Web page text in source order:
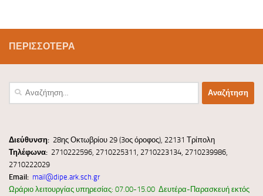
ΠΕΡΙΣΣΌΤΕΡΑ
Αναζήτηση
Διεύθυνση: 28ης Οκτωβρίου 29 (3ος όροφος), 22131 Τρίπολη
Τηλέφωνα: 2710222596, 2710225311, 2710223134, 2710239986,
2710222029
Email: mail@dipe.ark.sch.gr
Ωράριο λειτουργίας υπηρεσίας: 07.00-15.00 Δευτέρα-Παρασκευή εκτός